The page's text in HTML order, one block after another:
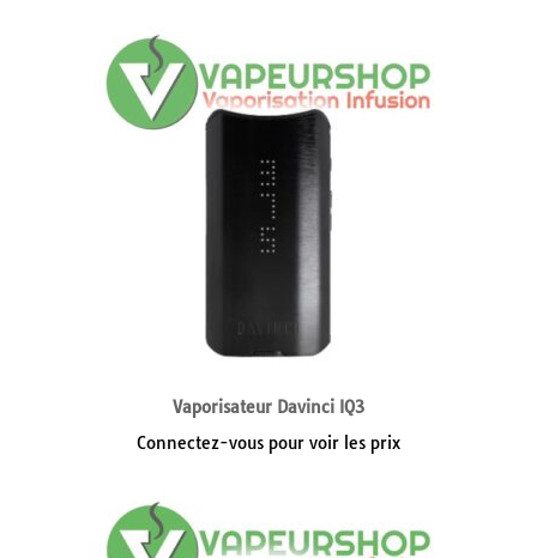
Vaporisateur Davinci IQ3
Connectez-vous pour voir les prix